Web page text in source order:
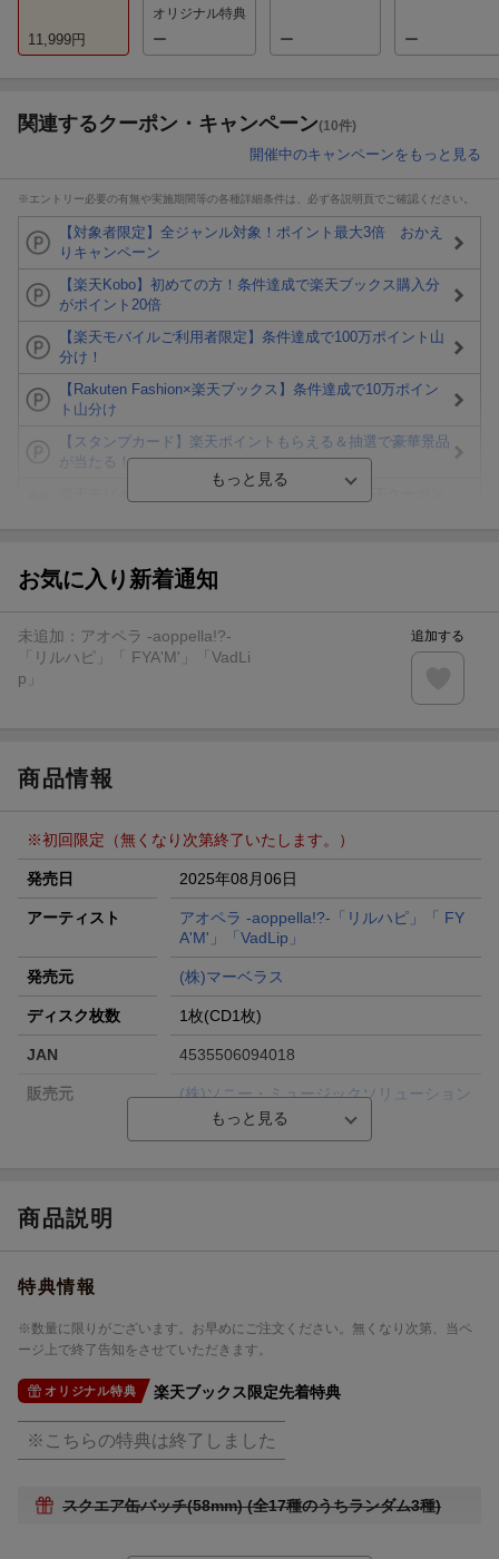
11,999円
オリジナル特典
ー ー ー
関連するクーポン・キャンペーン(10件)
開催中のキャンペーンをもっと見る
※エントリー必要の有無や実施期間等の各種詳細条件は、必ず各説明頁でご確認ください。
【対象者限定】全ジャンル対象！ポイント最大3倍 おかえ
りキャンペーン
【楽天Kobo】初めての方！条件達成で楽天ブックス購入分
がポイント20倍
【楽天モバイルご利用者限定】条件達成で100万ポイント山
分け！
【Rakuten Fashion×楽天ブックス】条件達成で10万ポイン
ト山分け
【スタンプカード】楽天ポイントもらえる＆抽選で豪華景品
が当たる！
が当たる
【楽天24】日用品の楽天24と楽天ブックス買いまわりでク
お気に入り新着通知
未追加： アオペラ -aoppella!?-
「リルハピ」「 FYA'M'」「VadLi
p」
追加する
商品情報
※初回限定（無くなり次第終了いたします。）
発売日 2025年08月06日
アーティスト
アオペラ -aoppella!?-「リルハピ」「 FY
A'M'」「VadLip」
発売元 (株)マーベラス
ディスク枚数 1枚(CD1枚)
JAN 4535506094018
販売元
(株)ソニー・ミュージックソリューション
品番
商品説明
特典情報
※数量に限りがございます。お早めにご注文ください。無くなり次第、当ペ
ージ上で終了告知をさせていただきます。
オリジナル特典 楽天ブックス限定先着特典
※こちらの特典は終了しました
スクエア缶バッチ(58mm) (全17種のうちランダム3種)